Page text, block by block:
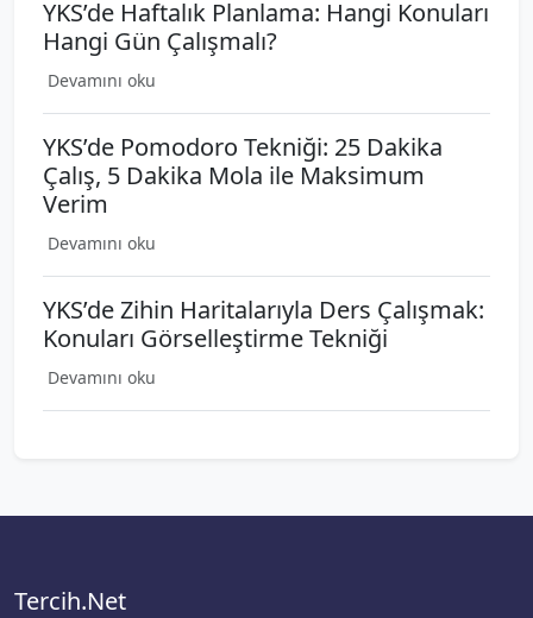
YKS’de Haftalık Planlama: Hangi Konuları
Hangi Gün Çalışmalı?
Devamını oku
YKS’de Pomodoro Tekniği: 25 Dakika
Çalış, 5 Dakika Mola ile Maksimum
Verim
Devamını oku
YKS’de Zihin Haritalarıyla Ders Çalışmak:
Konuları Görselleştirme Tekniği
Devamını oku
Tercih.Net